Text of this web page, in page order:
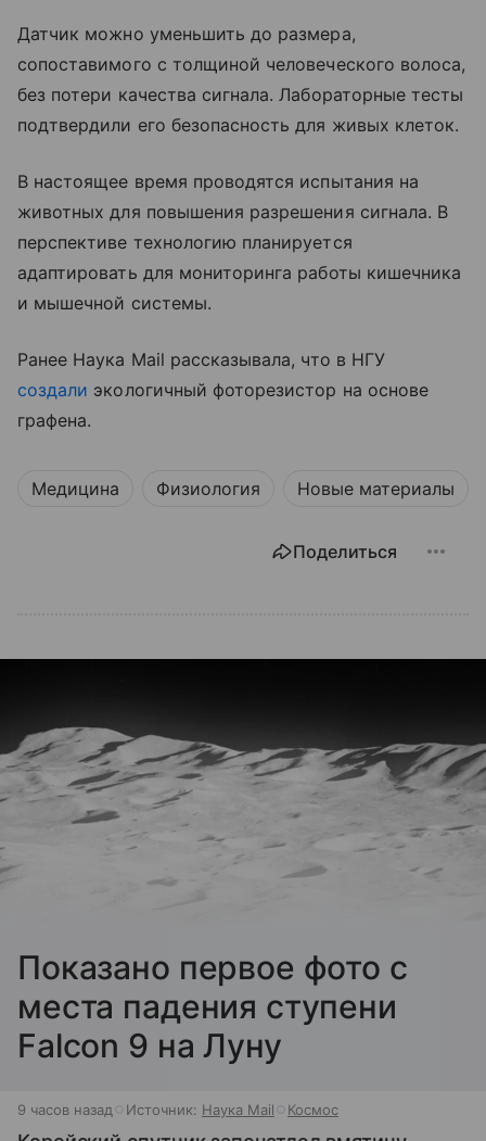
Датчик можно уменьшить до размера,
сопоставимого с толщиной человеческого волоса,
без потери качества сигнала. Лабораторные тесты
подтвердили его безопасность для живых клеток.
В настоящее время проводятся испытания на
животных для повышения разрешения сигнала. В
перспективе технологию планируется
адаптировать для мониторинга работы кишечника
и мышечной системы.
Ранее Наука Mail рассказывала, что в НГУ
создали экологичный фоторезистор на основе
графена.
Медицина Физиология Новые материалы
Поделиться
Показано первое фото с
места падения ступени
Falcon 9 на Луну
9 часов назад Источник: Наука Mail Космос